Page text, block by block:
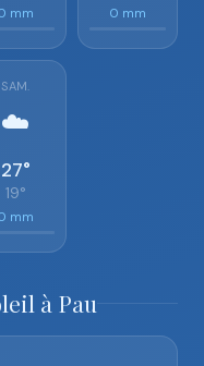
mm 0 mm
SAM.
☁️
27°
19°
mm
à Pau